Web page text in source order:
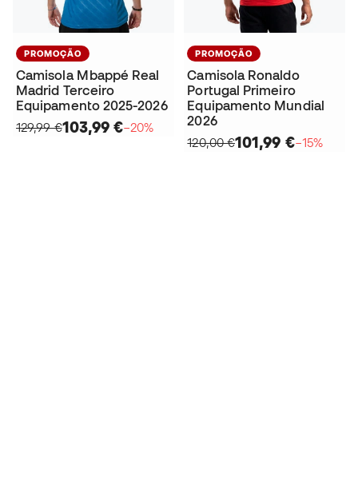
PROMOÇÃO
Camisola Mbappé Real
Madrid Terceiro
Equipamento 2025-2026
129,99 €103,99 €−20%
PROMOÇÃO
Camisola Ronaldo
Portugal Primeiro
Equipamento Mundial
2026
120,00 €101,99 €−15%